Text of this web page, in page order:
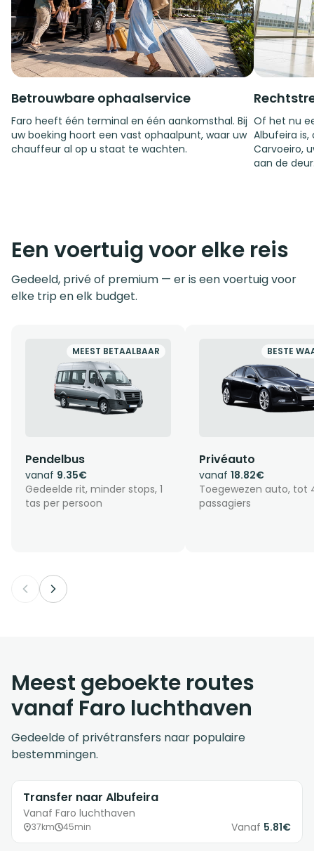
Betrouwbare ophaalservice
Faro heeft één terminal en één aankomsthal. Bij
uw boeking hoort een vast ophaalpunt, waar uw
chauffeur al op u staat te wachten.
Of het nu
Albufeira
Carvoeiro,
aan de
Een voertuig voor elke reis
Gedeeld, privé of premium — er is een voertuig voor
elke trip en elk budget.
MEEST BETAALBAAR
Pendelbus
vanaf 9.35€
Gedeelde rit, minder stops, 1
tas per persoon
BESTE
Privéauto
vanaf 18.82€
Toegewezen auto, tot
passagiers
Meest geboekte routes
vanaf Faro luchthaven
Gedeelde of privétransfers naar populaire
bestemmingen.
Transfer naar Albufeira
Vanaf Faro luchthaven
37km 45min Vanaf 5.81€